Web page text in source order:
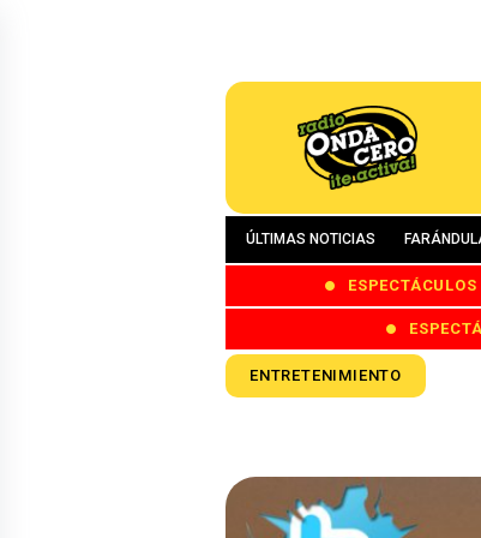
ÚLTIMAS NOTICIAS
ESPECTÁCULOS
ENTRETENIMIENTO